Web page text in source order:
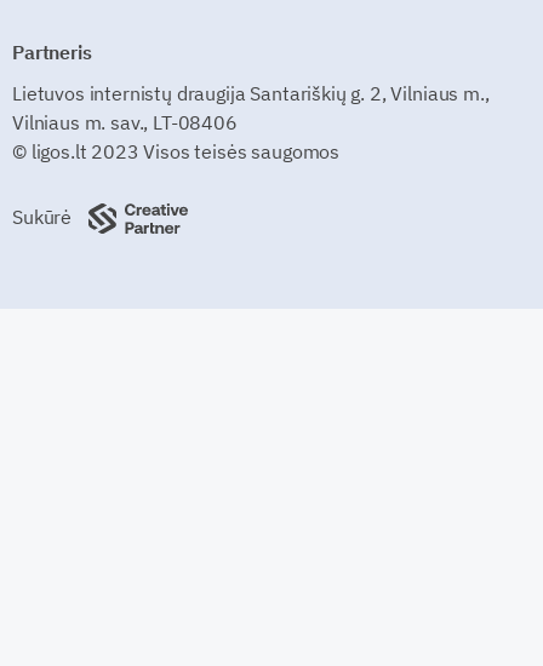
Partneris
Lietuvos internistų draugija Santariškių g. 2, Vilniaus m.,
Vilniaus m. sav., LT-08406
© ligos.lt 2023 Visos teisės saugomos
Sukūrė